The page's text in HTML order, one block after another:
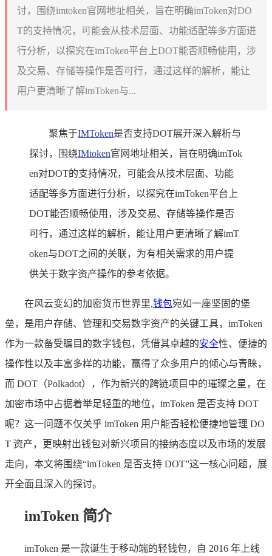
讨，围绕imtoken官网地址相关，旨在明确imToken对DO
T的支持情况，可能会从技术层面、功能适配等多方面进
行分析，以探究在imToken平台上DOT能否顺畅使用，涉
及交易、存储等操作是否可行，通过这样的解析，能让
用户更清晰了解imToken与...
聚焦于IMToken是否支持DOT展开深入解析与
探讨，围绕IMtoken官网地址相关，旨在明确imTok
en对DOT的支持情况，可能会从技术层面、功能
适配等多方面进行分析，以探究在imToken平台上
DOT能否顺畅使用，涉及交易、存储等操作是否
可行，通过这样的解析，能让用户更清晰了解imT
oken与DOT之间的关联，为有相关需求的用户提
供关于数字资产操作的参考依据。
在风云变幻的加密货币世界里,钱包宛如一座坚固的堡
垒，是用户存储、管理和交易数字资产的关键工具，imToken
作为一款备受瞩目的数字钱包，凭借其卓越的安全性、便捷的
操作性以及丰富多样的功能，赢得了众多用户的倾心与青睐，
而 DOT（Polkadot），作为新兴的跨链项目中的璀璨之星，在
加密市场中占据着举足轻重的地位，imToken 是否支持 DOT
呢？这一问题不仅关乎 imToken 用户能否轻松便捷地管理 DO
T 资产，更映射出钱包对新兴项目的接纳态度以及市场的发展
走向，本文将围绕“imToken 是否支持 DOT”这一核心问题，展
开全面且深入的探讨。
imToken 简介
imToken 是一款诞生于移动端的轻钱包，自 2016 年上线